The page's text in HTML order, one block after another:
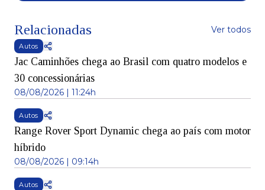
Relacionadas Ver todos
Autos
Jac Caminhões chega ao Brasil com quatro modelos e
30 concessionárias
08/08/2026 | 11:24h
Autos
Range Rover Sport Dynamic chega ao país com motor
híbrido
08/08/2026 | 09:14h
Autos